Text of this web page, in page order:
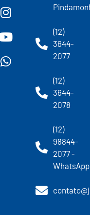
(12)
3644-
2077
(12)
3644-
2078
(12)
98844-
2077 -
WhatsApp